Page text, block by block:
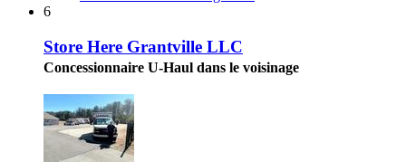
6
Store Here Grantville LLC
Concessionnaire U-Haul dans le voisinage